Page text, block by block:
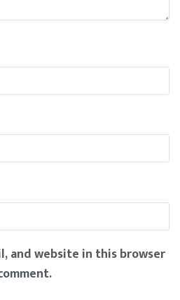
and website in this browser